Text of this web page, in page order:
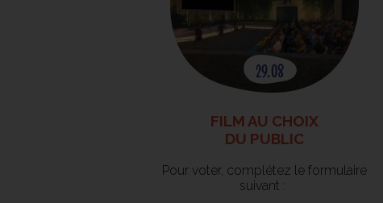
FILM AU CHOIX
DU PUBLIC
Pour voter, complétez le formulaire
suivant :